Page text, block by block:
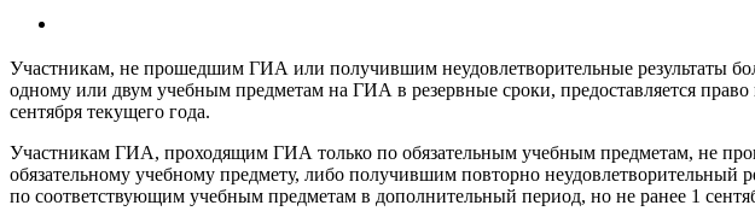
Участникам, не прошедшим ГИА или получившим неудовлетворительные результаты
одному или двум учебным предметам на ГИА в резервные сроки, предоставляется
сентября текущего года.
Участникам ГИА, проходящим ГИА только по обязательным учебным предметам, не
обязательному учебному предмету, либо получившим повторно
по соответствующим учебным предметам в дополнительный период, но не ранее 1